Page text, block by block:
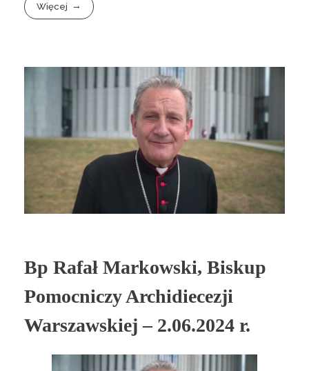
Więcej
Bp Rafał Markowski, Biskup
Pomocniczy Archidiecezji
Warszawskiej – 2.06.2024 r.